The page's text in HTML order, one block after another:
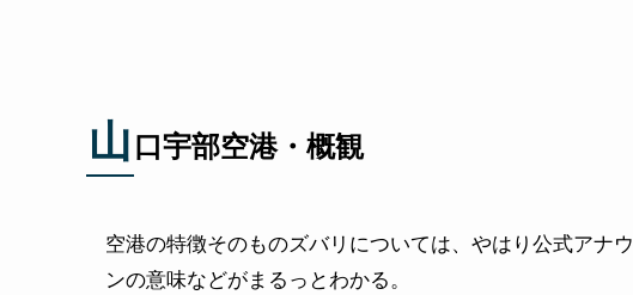
山口宇部空港・概観
空港の特徴そのものズバリについては、やはり公式アナ
ンの意味などがまるっとわかる。